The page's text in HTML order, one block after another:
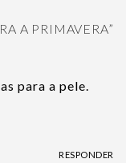
A PRIMAVERA”
para a pele.
RESPONDER